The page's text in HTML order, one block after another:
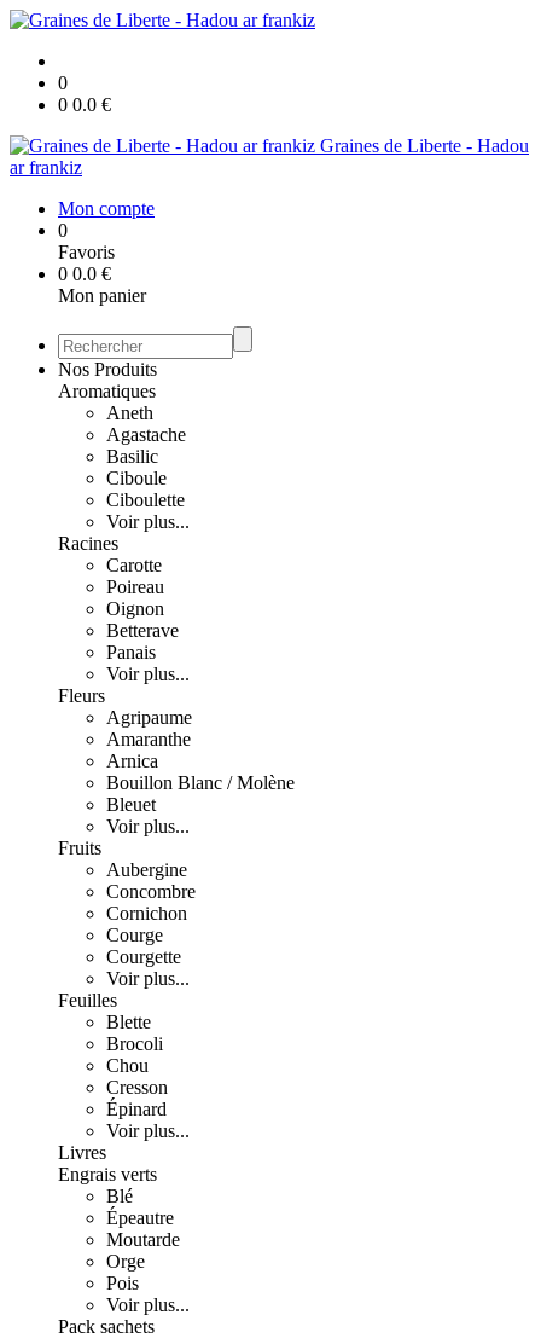
0
0 0.0 €
Graines de Liberte - Hadou
ar frankiz
Mon compte
0
Favoris
0 0.0 €
Mon panier
Nos Produits
Aromatiques
Aneth
Agastache
Basilic
Ciboule
Ciboulette
Voir plus...
Racines
Carotte
Poireau
Oignon
Betterave
Panais
Voir plus...
Fleurs
Agripaume
Amaranthe
Arnica
Bouillon Blanc / Molène
Bleuet
Voir plus...
Fruits
Aubergine
Concombre
Cornichon
Courge
Courgette
Voir plus...
Feuilles
Blette
Brocoli
Chou
Cresson
Épinard
Voir plus...
Livres
Engrais verts
Blé
Épeautre
Moutarde
Orge
Pois
Voir plus...
Pack sachets